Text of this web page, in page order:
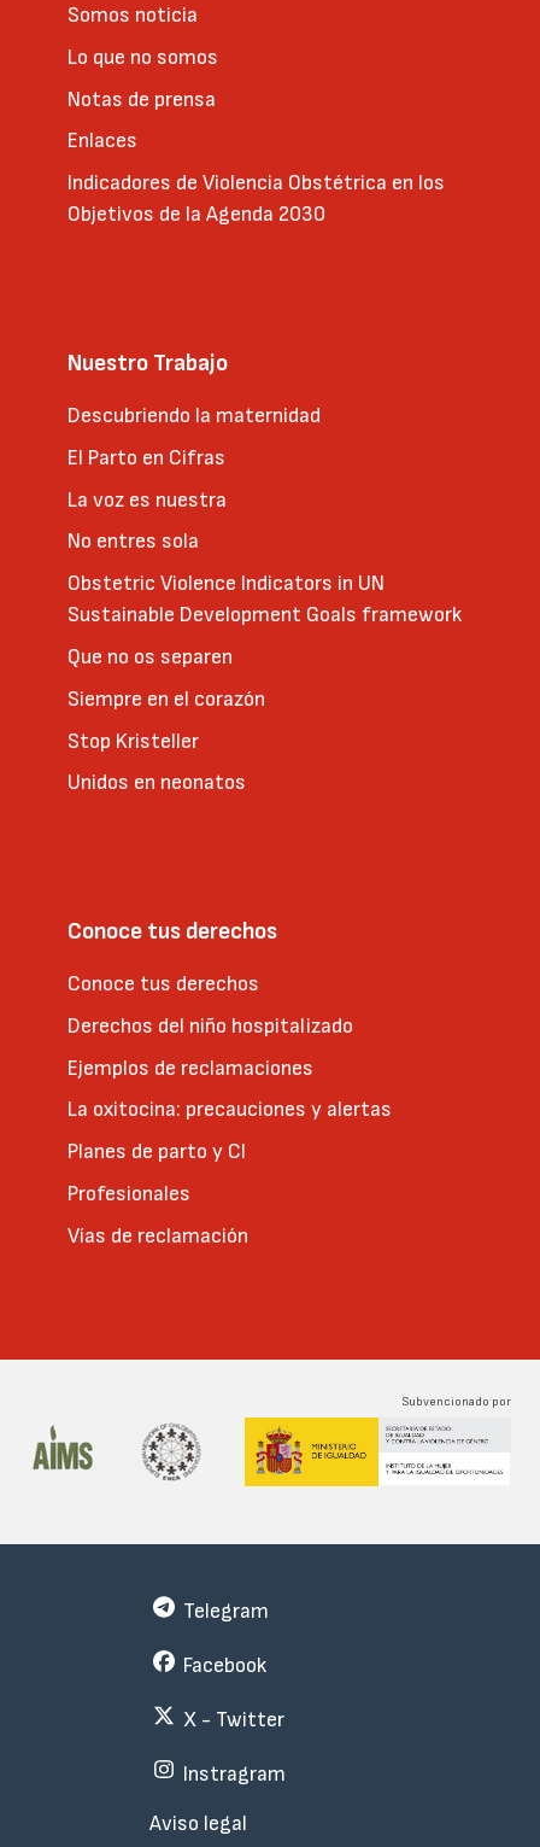
Somos noticia
Lo que no somos
Notas de prensa
Enlaces
Indicadores de Violencia Obstétrica en los
Objetivos de la Agenda 2030
Nuestro Trabajo
Descubriendo la maternidad
El Parto en Cifras
La voz es nuestra
No entres sola
Obstetric Violence Indicators in UN
Sustainable Development Goals framework
Que no os separen
Siempre en el corazón
Stop Kristeller
Unidos en neonatos
Conoce tus derechos
Conoce tus derechos
Derechos del niño hospitalizado
Ejemplos de reclamaciones
La oxitocina: precauciones y alertas
Planes de parto y CI
Profesionales
Vías de reclamación
Subvencionado por
Subfooter
Telegram
Facebook
X - Twitter
Instragram
Aviso legal